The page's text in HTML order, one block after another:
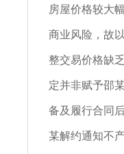
房屋价格较大
商业风险，故
整交易价格缺
定并非赋予邵
备及履行合同
某解约通知不